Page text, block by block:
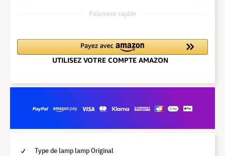
Paiement rapide
Type de lamp lamp Original